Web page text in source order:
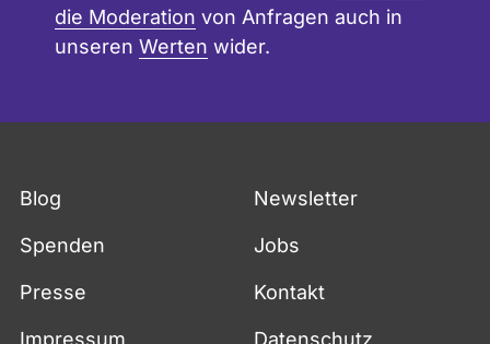
die Moderation von Anfragen auch in
unseren Werten wider.
Blog Newsletter
Spenden Jobs
Presse Kontakt
Impressum Datenschutz